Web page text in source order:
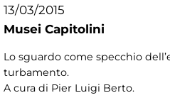
13/03/2015
Musei Capitolini
Lo sguardo come specchio
turbamento.
A cura di Pier Luigi Berto.